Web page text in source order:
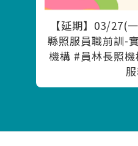
【延期】03/27(
縣照服員職前訓-
機構 #員林長照